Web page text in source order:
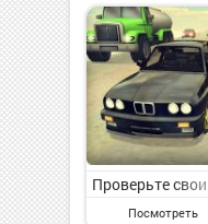
Проверьте
Посмотреть